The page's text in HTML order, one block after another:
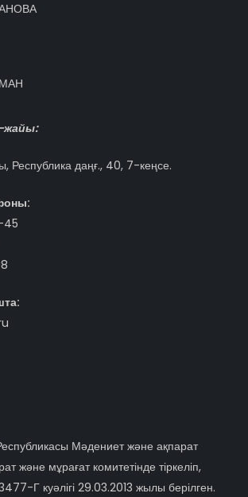
жайы:
Республика даңғ., 40, 7-кеңсе.
Мәдениет және ақпарат
және мұрағат комитетінде тіркеліп,
Г куәлігі 29.03.2013 жылы берілген.